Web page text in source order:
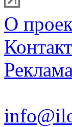
О
Реклама